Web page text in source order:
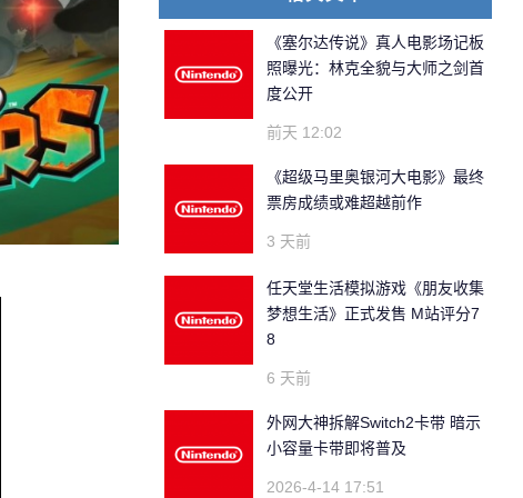
《塞尔达传说》真人电影场记板
照曝光：林克全貌与大师之剑首
度公开
前天 12:02
《超级马里奥银河大电影》最终
票房成绩或难超越前作
3 天前
任天堂生活模拟游戏《朋友收集
梦想生活》正式发售 M站评分7
8
6 天前
外网大神拆解Switch2卡带 暗示
小容量卡带即将普及
2026-4-14 17:51